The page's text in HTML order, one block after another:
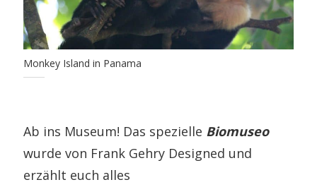
Monkey Island in Panama
Ab ins Museum! Das spezielle Biomuseo
wurde von Frank Gehry Designed und
erzählt euch alles